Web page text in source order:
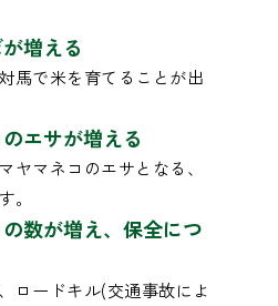
増える
馬で米を育てることが出
エサが増える
ヤマネコのエサとなる、
。
数が増え、保全につ
ロードキル(交通事故によ